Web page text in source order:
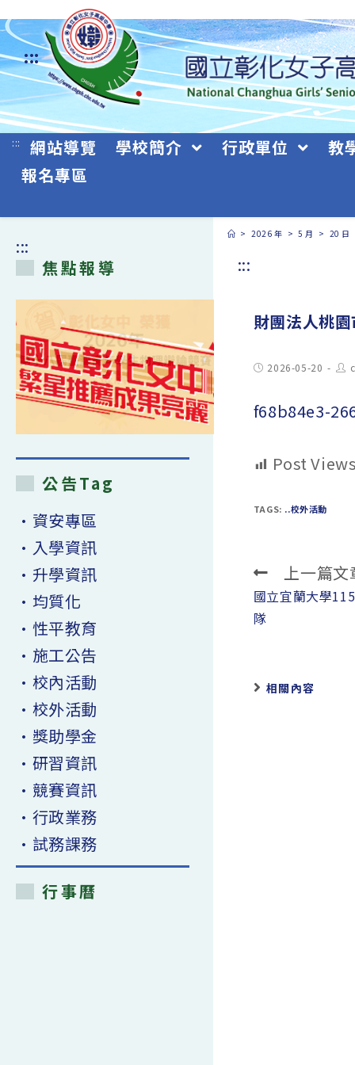
跳
轉
至
主
要
:::
::: 網站導覽 學校簡介 行政單位
教
報名專區
> 2026 年 > 5 月 > 20 日
:::
財團法人桃
Post2026-05-20
f68b84e3-
Post
TAGS: ..校外活動
Read
more
articles
上一篇文
國立宜蘭大學
隊
相關內容
:::
焦點報導
公告Tag
•資安專區
•入學資訊
•升學資訊
•均質化
•性平教育
•施工公告
•校內活動
•校外活動
•獎助學金
•研習資訊
•競賽資訊
•行政業務
•試務課務
行事曆